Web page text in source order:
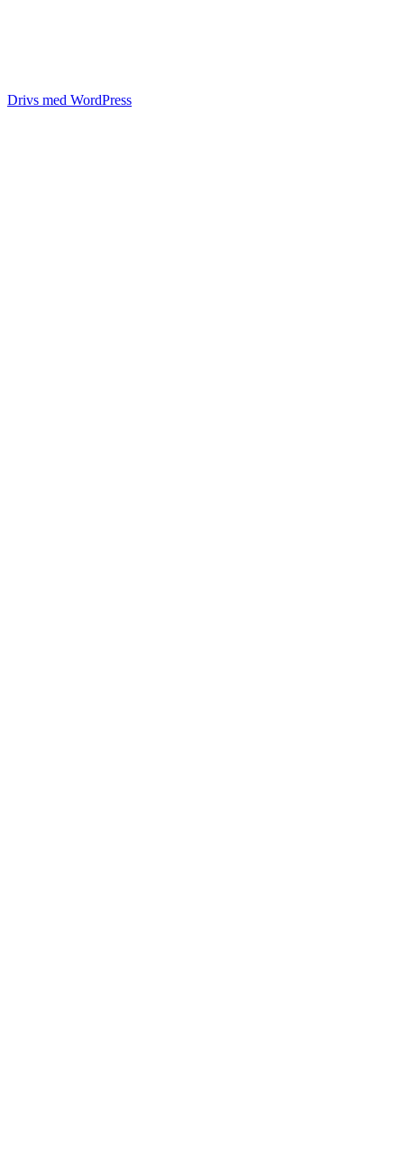
Drivs med WordPress